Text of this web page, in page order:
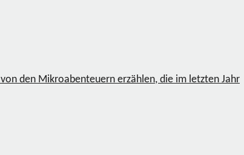
den Mikroabenteuern erzählen, die im letzten Jahr